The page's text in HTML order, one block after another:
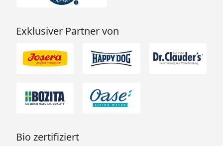
Exklusiver Partner von
Bio zertifiziert